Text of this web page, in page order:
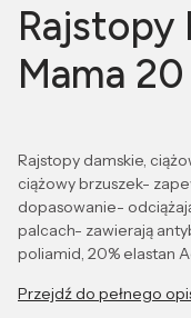
Rajstopy
Mama
Rajstopy damskie,
ciążowy brzuszek-
dopasowanie-
palcach- zawierają
poliamid, 20% elastan
Przejdź do pełnego